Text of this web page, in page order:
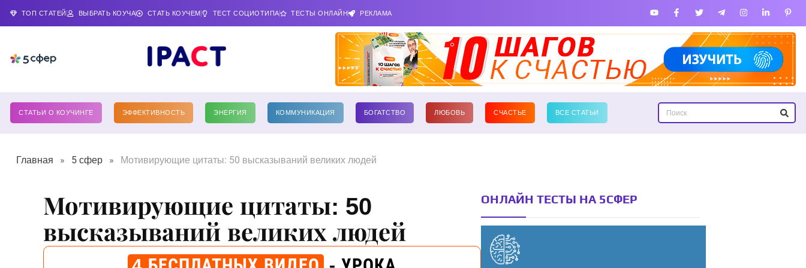
ТОП СТАТЕЙ ВЫБРАТЬ КОУЧА СТАТЬ КОУЧЕМ ТЕСТ СОЦИОТИПА ТЕСТЫ ОНЛАЙН РЕКЛАМА
СТАТЬИ О КОУЧИНГЕ ЭФФЕКТИВНОСТЬ ЭНЕРГИЯ КОММУНИКАЦИЯ БОГАТСТВО ЛЮБОВЬ СЧАСТЬЕ ВСЕ СТАТЬИ
Главная » 5 сфер » Мотивирующие цитаты: 50 высказываний великих людей
Мотивирующие цитаты: 50
высказываний великих людей
ОНЛАЙН ТЕСТЫ НА 5СФЕР